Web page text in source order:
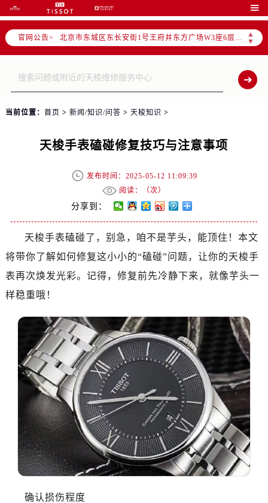

官网公告>
▲
▼
北京市朝阳区建国门外大街甲6号华熙国际中心D座11层1102室售后服务中心（需提前预约）
北京市东城区东长安街1号王府井东方广场W3座6层602室售后服务中心（需提前预约）
节假日正常营业！
当前位置： 首页 > 新闻/知识/问答 > 天梭知识 >
天梭手表磕碰修复技巧与注意事项
发布时间：2025-05-12 11:09:39
阅读：（次）
分享到：
天梭手表磕碰了，别急，咱不是芋头，能顶住！本文
将带你了解如何修复这小小的“磕碰”问题，让你的天梭手
表再次焕发光彩。记得，修复前先冷静下来，就像芋头一
样稳重哦！
确认损伤程度